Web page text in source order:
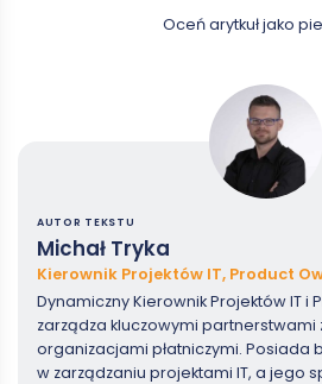
Oceń arytkuł jako
AUTOR TEKSTU
Michał Tryka
Kierownik Projektów IT, Product
Dynamiczny Kierownik Projektów IT i
zarządza kluczowymi partnerstwami
organizacjami płatniczymi.
w zarządzaniu projektami IT, a jego